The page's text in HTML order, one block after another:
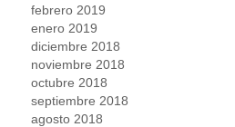
febrero 2019
enero 2019
diciembre 2018
noviembre 2018
octubre 2018
septiembre 2018
agosto 2018